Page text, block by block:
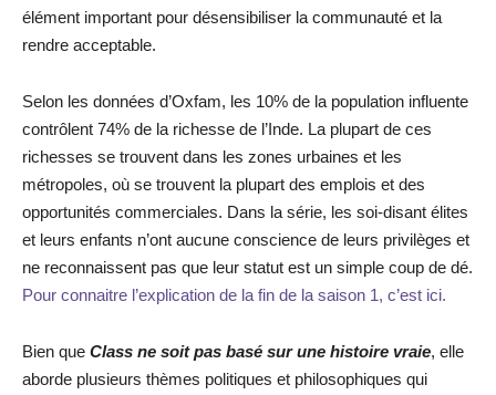
élément important pour désensibiliser la communauté et la
rendre acceptable.
Selon les données d’Oxfam, les 10% de la population influente
contrôlent 74% de la richesse de l’Inde. La plupart de ces
richesses se trouvent dans les zones urbaines et les
métropoles, où se trouvent la plupart des emplois et des
opportunités commerciales. Dans la série, les soi-disant élites
et leurs enfants n’ont aucune conscience de leurs privilèges et
ne reconnaissent pas que leur statut est un simple coup de dé.
Pour connaitre l’explication de la fin de la saison 1, c’est ici.
Bien que Class ne soit pas basé sur une histoire vraie, elle
aborde plusieurs thèmes politiques et philosophiques qui